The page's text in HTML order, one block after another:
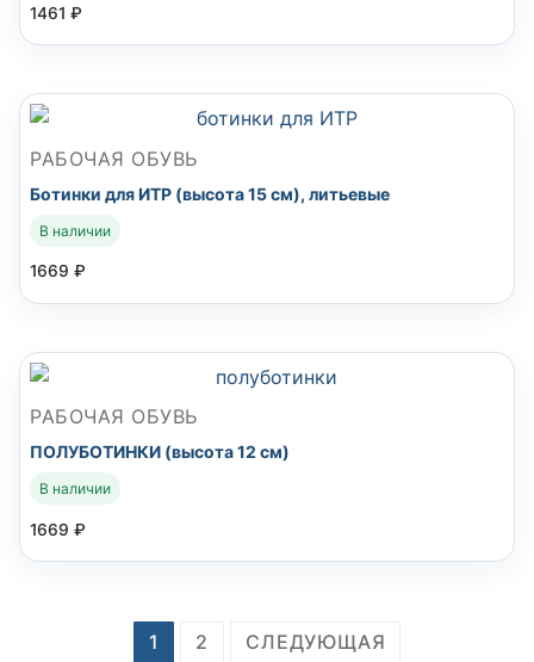
1461 ₽
РАБОЧАЯ ОБУВЬ
Ботинки для ИТР (высота 15 см), литьевые
В наличии
1669 ₽
РАБОЧАЯ ОБУВЬ
ПОЛУБОТИНКИ (высота 12 см)
В наличии
1669 ₽
Навигация
1 2 СЛЕДУЮЩАЯ